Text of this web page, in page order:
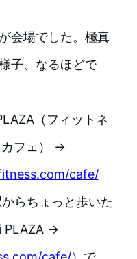
会場でした。極真
子、なるほどで
（フィットネ
カフェ） →
cafe/
らちょっと歩いた
PLAZA →